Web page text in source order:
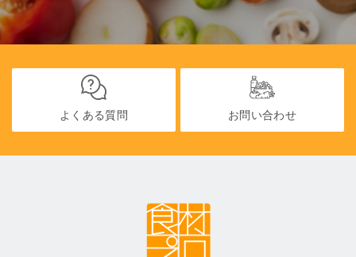
よくある質問 お問い合わせ